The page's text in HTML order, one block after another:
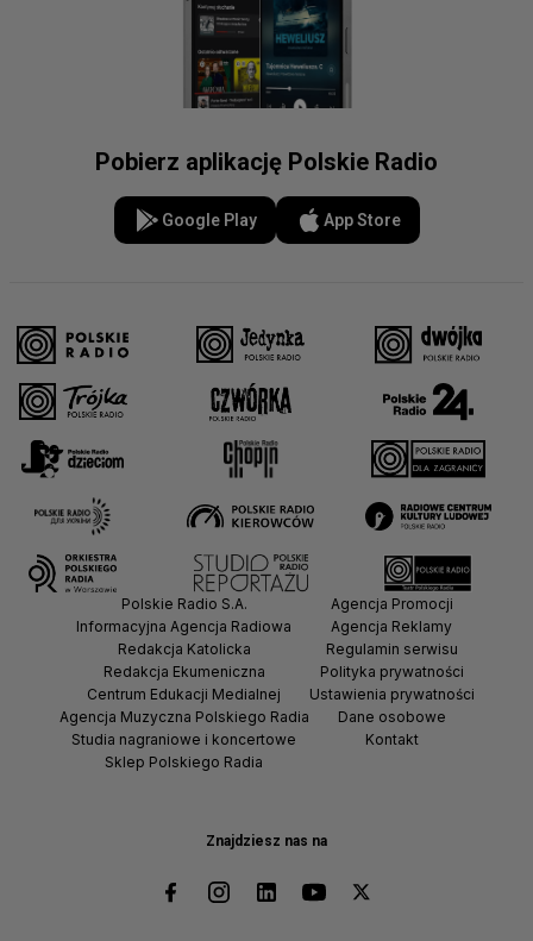
Pobierz aplikację Polskie Radio
Google Play App Store
Znajdziesz nas na
Polskie Radio S.A.
Informacyjna Agencja Radiowa
Redakcja Katolicka
Redakcja Ekumeniczna
Centrum Edukacji Medialnej
Agencja Muzyczna Polskiego Radia
Studia nagraniowe i koncertowe
Sklep Polskiego Radia
Agencja Promocji
Agencja Reklamy
Regulamin serwisu
Polityka prywatności
Ustawienia prywatności
Dane osobowe
Kontakt